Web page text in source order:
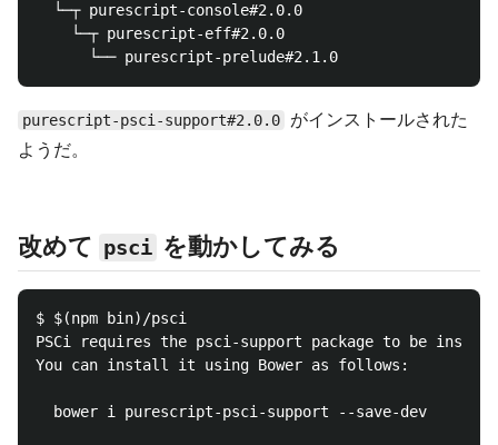
  └─┬ purescript-console#2.0.0
    └─┬ purescript-eff#2.0.0
purescript-psci-support#2.0.0
がインストールされた
ようだ。
改めて psci を動かしてみる
$ $(npm bin)/psci
PSCi requires the psci-support package to be
You can install it using Bower as follows:
  bower i purescript-psci-support --save-dev